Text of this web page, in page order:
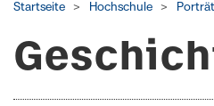
Startseite Hochschule Porträt